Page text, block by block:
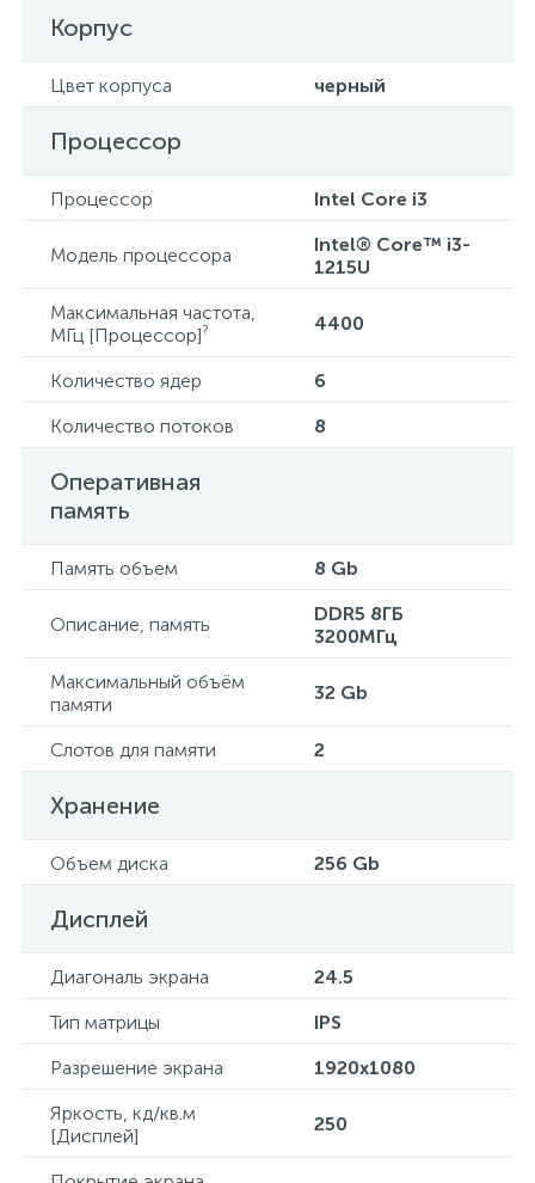
Корпус
Цвет корпуса черный
Процессор
Процессор Intel Core i3
Модель процессора
Intel® Core™ i3-
1215U
Максимальная частота,
МГц [Процессор]? 4400
Количество ядер
6
Количество потоков
8
Оперативная
память
Память объем 8 Gb
Описание, память
DDR5 8ГБ
3200МГц
Максимальный объём
памяти
32 Gb
Слотов для памяти 2
Хранение
Объем диска 256 Gb
Дисплей
Диагональ экрана
24.5
Тип матрицы
IPS
Разрешение экрана
1920x1080
Яркость, кд/кв.м
[Дисплей]
250